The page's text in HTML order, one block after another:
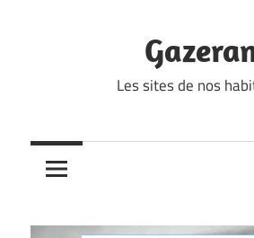
Les sites de nos